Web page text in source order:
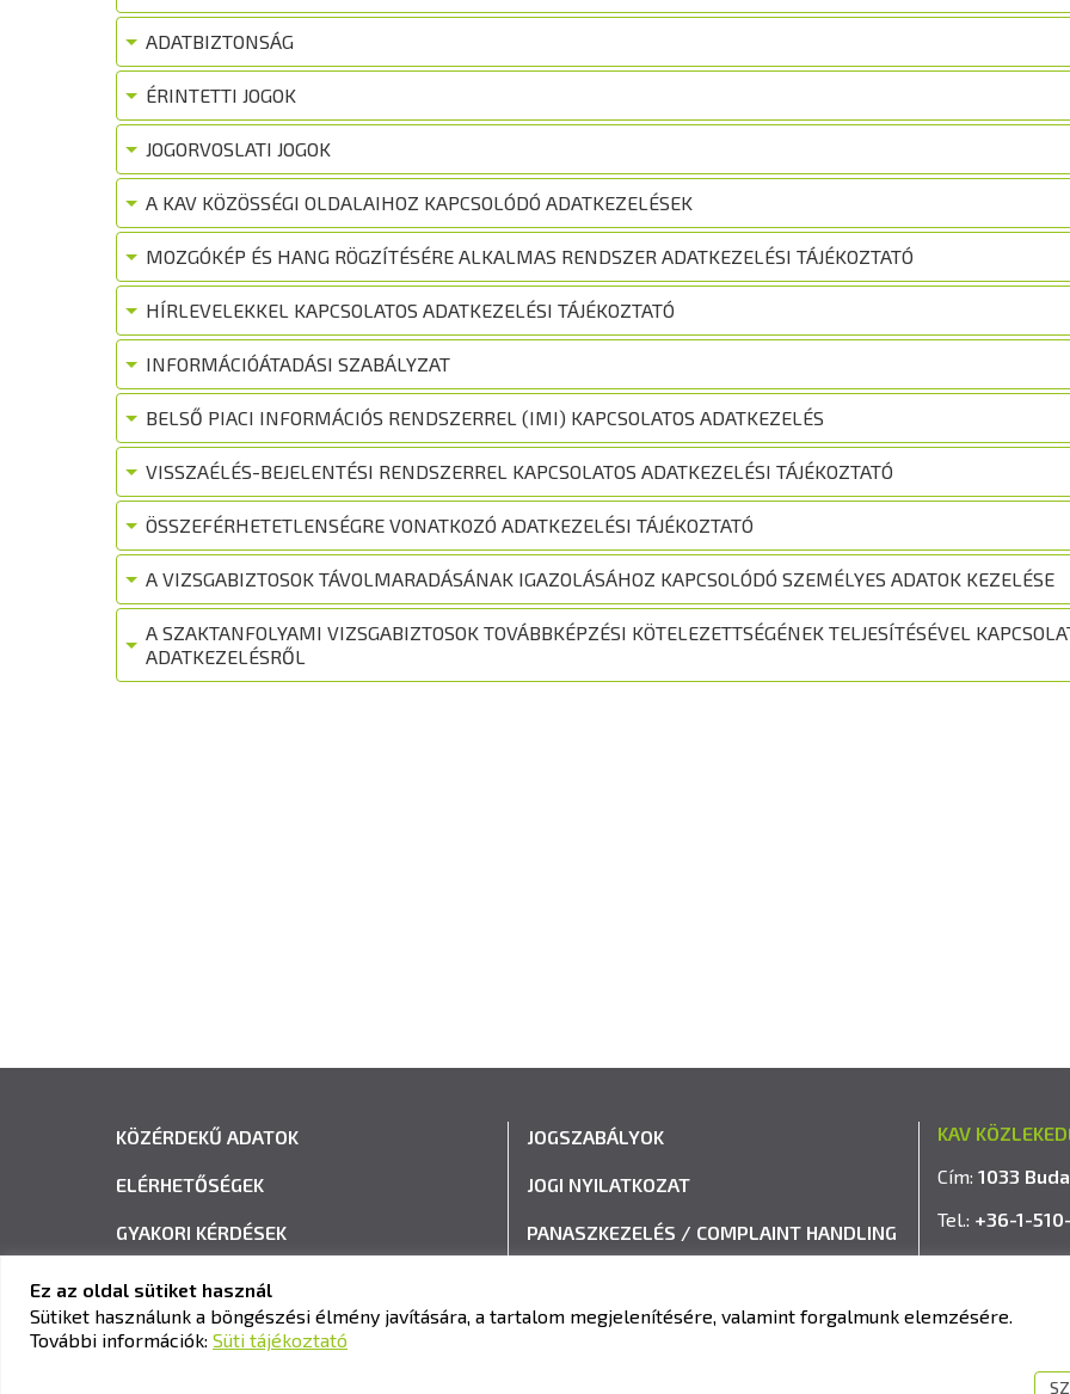
ADATBIZTONSÁG
ÉRINTETTI JOGOK
JOGORVOSLATI JOGOK
A KAV KÖZÖSSÉGI OLDALAIHOZ KAPCSOLÓDÓ ADATKEZELÉSEK
MOZGÓKÉP ÉS HANG RÖGZÍTÉSÉRE ALKALMAS RENDSZER ADATKEZELÉSI TÁJÉKOZTATÓ
HÍRLEVELEKKEL KAPCSOLATOS ADATKEZELÉSI TÁJÉKOZTATÓ
INFORMÁCIÓÁTADÁSI SZABÁLYZAT
BELSŐ PIACI INFORMÁCIÓS RENDSZERREL (IMI) KAPCSOLATOS ADATKEZELÉS
VISSZAÉLÉS-BEJELENTÉSI RENDSZERREL KAPCSOLATOS ADATKEZELÉSI TÁJÉKOZTATÓ
ÖSSZEFÉRHETETLENSÉGRE VONATKOZÓ ADATKEZELÉSI TÁJÉKOZTATÓ
A VIZSGABIZTOSOK TÁVOLMARADÁSÁNAK IGAZOLÁSÁHOZ KAPCSOLÓDÓ SZEMÉLYES ADATOK KEZELÉSE
A SZAKTANFOLYAMI VIZSGABIZTOSOK TOVÁBBKÉPZÉSI KÖTELEZETTSÉGÉNEK TELJESÍTÉSÉVEL
ADATKEZELÉSRŐL
KÖZÉRDEKŰ ADATOK
ELÉRHETŐSÉGEK
GYAKORI KÉRDÉSEK
ADATVÉDELEM
HÍRLEVÉL FELIRATKOZÁS
JOGSZABÁLYOK
JOGI NYILATKOZAT
PANASZKEZELÉS / COMPLAINT HANDLING
IMPRESSZUM
KAV
Cím:1033
Tel.: +36-1-
E-mail:
Ez az oldal sütiket használ
Sütiket használunk a böngészési élmény javítására, a tartalom megjelenítésére, valamint forgalmunk elemzésére.
További információk: Süti tájékoztató